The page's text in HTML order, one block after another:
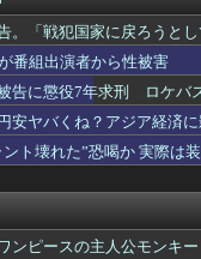
知らせ・・・・・
倫していた事実が発覚。
を着てたらどう思われる？
の子をパイズリ
を中傷するネット民を痛
の賞金をかけた高崎市、
何？
系ランキング2026が発表
に攻撃されている理由判
に懲役7年を求刑 被害女
。「戦犯国家に戻ろうと
番組出演者から性被害
告に懲役7年求刑 ロケバ
安ヤバくね？アジア経済に
ント壊れた”恐喝か 実際は
ンピースの主人公モンキ